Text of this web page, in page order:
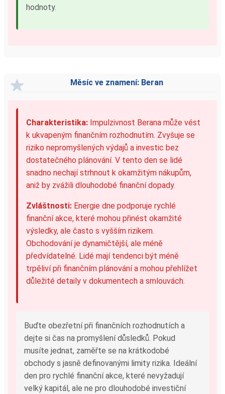
hodnoty.
Měsíc ve znamení: Beran
Charakteristika: Impulzivnost Berana může vést
k ukvapeným finančním rozhodnutím. Zvyšuje se
riziko nepromyšlených výdajů a investic bez
dostatečného plánování. V tento den se lidé
snadno nechají strhnout k okamžitým nákupům,
aniž by zvážili dlouhodobé finanční dopady.
Zvláštnosti: Energie dne podporuje rychlé
finanční akce, které mohou přinést okamžité
výsledky, ale často s vyšším rizikem.
Obchodování je dynamičtější, ale méně
předvídatelné. Lidé mají tendenci být méně
trpěliví při finančním plánování a mohou přehlížet
důležité detaily v dokumentech a smlouvách.
Buďte obezřetní při finančních rozhodnutích a
dejte si čas na promyšlení důsledků. Pokud
musíte jednat, zaměřte se na krátkodobé
obchody s jasně definovanými limity rizika. Ideální
den pro rychlé finanční akce, které nevyžadují
velký kapitál, ale ne pro dlouhodobé investiční